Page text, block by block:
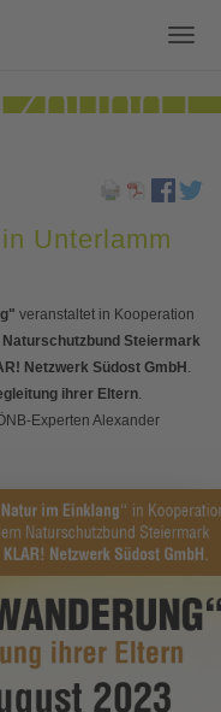
Unterlamm
veranstaltet in Kooperation
Naturschutzbund Steiermark
Netzwerk Südost GmbH .
ihrer Eltern.
Experten Alexander